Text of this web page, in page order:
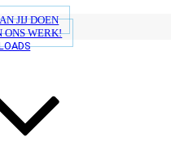
JIJ DOEN
ONS WERK!